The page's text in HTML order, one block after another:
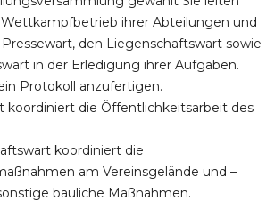
ihrer Abteilungen und
den Liegenschaftswart sowie
in der Erledigung ihrer Aufgaben.
Protokoll anzufertigen.
koordiniert die Öffentlichkeitsarbeit des
koordiniert die
am Vereinsgelände und –
bauliche Maßnahmen.